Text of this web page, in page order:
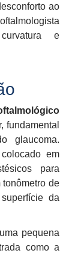
ao
e
fundamental
glaucoma.
em
para
de
da
pequena
como a